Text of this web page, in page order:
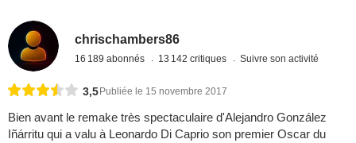
chrischambers86
16 189 abonnés 13 142 critiques Suivre son activité
3,5 Publiée le 15 novembre 2017
Bien avant le remake très spectaculaire d'Alejandro González
Iñárritu qui a valu à Leonardo Di Caprio son premier Oscar du